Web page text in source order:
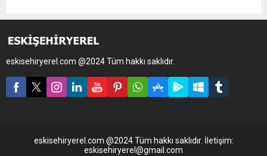
eskisehiryerel.com @2024 Tüm hakkı saklıdır.
eskisehiryerel.com @2024 Tüm hakkı saklıdır. İletişim:
eskisehiryerel@gmail.com